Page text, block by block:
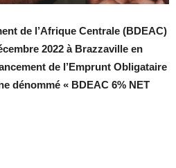
de l’Afrique Centrale (BDEAC)
2022 à Brazzaville en
de l’Emprunt Obligataire
dénommé « BDEAC 6% NET